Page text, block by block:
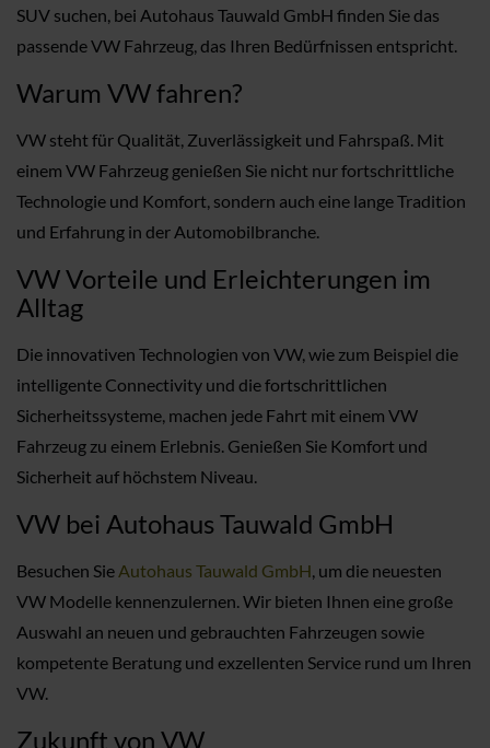
SUV suchen, bei Autohaus Tauwald GmbH finden Sie das
passende VW Fahrzeug, das Ihren Bedürfnissen entspricht.
Warum VW fahren?
VW steht für Qualität, Zuverlässigkeit und Fahrspaß. Mit
einem VW Fahrzeug genießen Sie nicht nur fortschrittliche
Technologie und Komfort, sondern auch eine lange Tradition
und Erfahrung in der Automobilbranche.
VW Vorteile und Erleichterungen im
Alltag
Die innovativen Technologien von VW, wie zum Beispiel die
intelligente Connectivity und die fortschrittlichen
Sicherheitssysteme, machen jede Fahrt mit einem VW
Fahrzeug zu einem Erlebnis. Genießen Sie Komfort und
Sicherheit auf höchstem Niveau.
VW bei Autohaus Tauwald GmbH
Besuchen Sie Autohaus Tauwald GmbH, um die neuesten
VW Modelle kennenzulernen. Wir bieten Ihnen eine große
Auswahl an neuen und gebrauchten Fahrzeugen sowie
kompetente Beratung und exzellenten Service rund um Ihren
VW.
Zukunft von VW